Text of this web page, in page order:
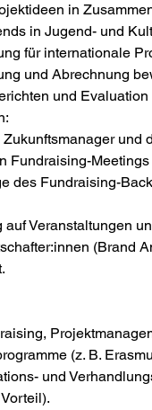
in
in Jugend- und
für internationale
und Abrechnung
und
und
Fundraising-
des Fundraising-
Veranstaltungen
(Brand
(z. B.
und